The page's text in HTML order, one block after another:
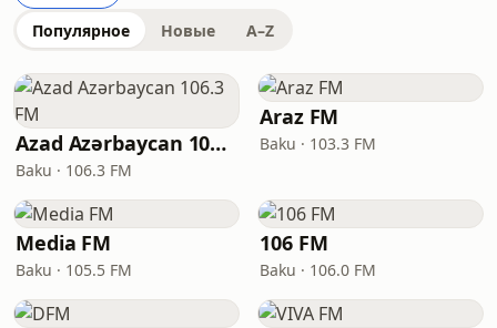
Популярное Новые A–Z
Azad Azərbaycan 106.3 FM
Baku · 106.3 FM
Araz FM
Baku · 103.3 FM
Media FM
Baku · 105.5 FM
106 FM
Baku · 106.0 FM